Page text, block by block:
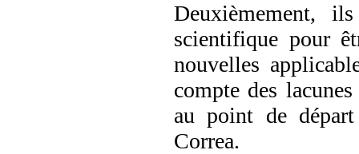
Deuxièmement,
scientifique pour
nouvelles
compte des
au point de
Correa.